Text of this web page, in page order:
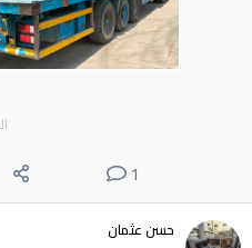
1
حسن عثمان